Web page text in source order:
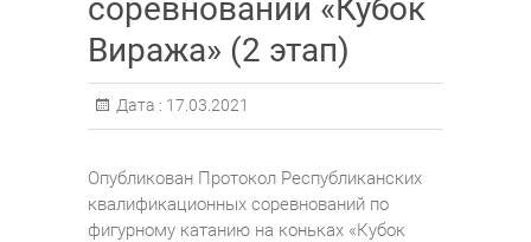
соревнований «Кубок
Виража» (2 этап)
Дата : 17.03.2021
Опубликован Протокол Республиканских
квалификационных соревнований по
фигурному катанию на коньках «Кубок